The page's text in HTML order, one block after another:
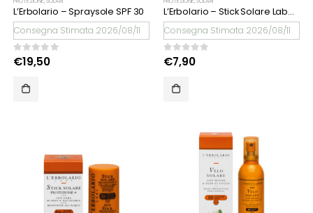
L’Erbolario – Spraysole SPF 30
Consegna Stimata 2026/08/11
0Su 5
€19,50
L’Erbolario – Stick Solare Labbra SPF 50+
Consegna Stimata 2026/08/11
0Su 5
€7,90